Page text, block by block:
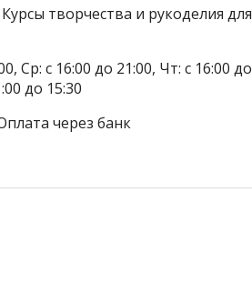
творчества и рукоделия для
Ср: с 16:00 до 21:00, Чт: с 16:00 до
до 15:30
через банк